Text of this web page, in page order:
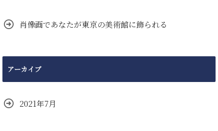
肖像画であなたが東京の美術館に飾られる
アーカイブ
2021年7月